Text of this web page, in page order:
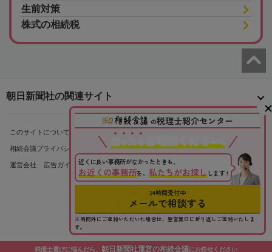
生前対策
株式の相続税
税理士選びに悩んだら、 朝日新聞社運営の相続会議にお任せください
の税理士紹介センター
ったら
近くに良い事務所がなかったときも、
お近くの事務所を、 私たちがお探し します !
24時間受付中
メールで相談する
※時間外にご連絡いただいた場合は、翌営業日に折り返しご連絡いたしま
す。
朝日新聞社の関連サイト
このサイトについて サイトポリシー 相続会議利用規約
相続会議プライバシーポリシー 利用者情報の外部送信 プライバシーポータル
運営会社 広告ガイド お問い合わせ
Copyright© The Asahi Shimbun Company. All Rights Reserved.